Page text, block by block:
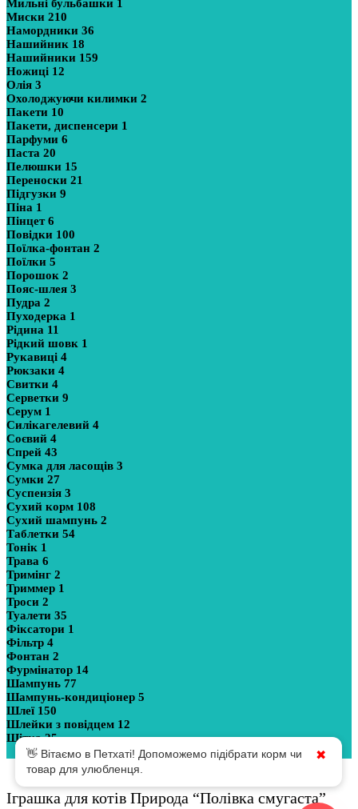
Мильні бульбашки 1
Миски 210
Намордники 36
Нашийник 18
Нашийники 159
Ножиці 12
Олія 3
Охолоджуючи килимки 2
Пакети 10
Пакети, диспенсери 1
Парфуми 6
Паста 20
Пелюшки 15
Переноски 21
Підгузки 9
Піна 1
Пінцет6
Повідки 100
Поїлка-фонтан 2
Поїлки 5
Порошок 2
Пояс-шлея 3
Пудра 2
Пуходерка 1
Рідина 11
Рідкий шовк 1
Рукавиці 4
Рюкзаки 4
Свитки 4
Серветки 9
Серум 1
Силікагелевий 4
Соєвий 4
Спрей 43
Сумка для ласощів 3
Сумки 27
Суспензія 3
Сухий корм 108
Сухий шампунь 2
Таблетки 54
Тонік 1
Трава 6
Тримінг 2
Триммер 1
Троси 2
Туалети 35
Фіксатори 1
Фільтр 4
Фонтан 2
Фурмінатор 14
Шампунь 77
Шампунь-кондиціонер 5
Шлеї 150
Шлейки з повідцем 12
Щітка25
Показати більше
Іграшка для котів Природа “Полівка смугаста”
👋 Вітаємо в Петхаті! Допоможемо підібрати корм чи
товар для улюбленця.
✖